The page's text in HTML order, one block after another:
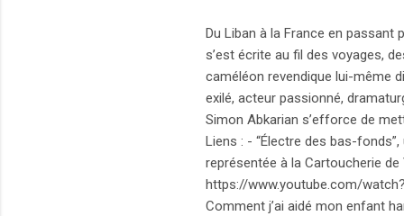
Du Liban à la France en passant
s’est écrite au fil des voyages,
caméléon revendique lui-même
exilé, acteur passionné,
Simon Abkarian s’efforce de
Liens : - “Électre des bas-
représentée à la Cartoucherie
https://www.youtube.com/
Comment j’ai aidé mon enfant